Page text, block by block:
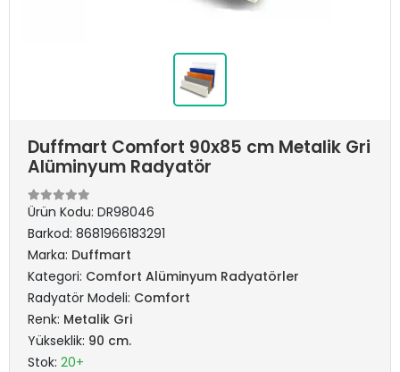
Duffmart Comfort 90x85 cm Metalik Gri
Alüminyum Radyatör
Ürün Kodu: DR98046
Barkod: 8681966183291
Marka: Duffmart
Kategori: Comfort Alüminyum Radyatörler
Radyatör Modeli: Comfort
Renk: Metalik Gri
Yükseklik: 90 cm.
Stok: 20+